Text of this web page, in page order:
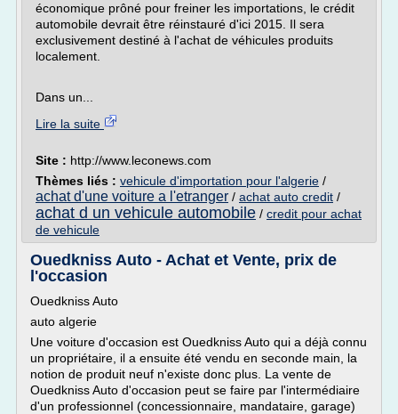
économique prôné pour freiner les importations, le crédit
automobile devrait être réinstauré d'ici 2015. Il sera
exclusivement destiné à l'achat de véhicules produits
localement.
Dans un...
Lire la suite
Site : http://www.leconews.com
Thèmes liés : vehicule d'importation pour l'algerie /
achat d'une voiture a l'etranger / achat auto credit /
achat d un vehicule automobile / credit pour achat
de vehicule
Ouedkniss Auto - Achat et Vente, prix de
l'occasion
Ouedkniss Auto
auto algerie
Une voiture d'occasion est Ouedkniss Auto qui a déjà connu
un propriétaire, il a ensuite été vendu en seconde main, la
notion de produit neuf n'existe donc plus. La vente de
Ouedkniss Auto d'occasion peut se faire par l'intermédiaire
d'un professionnel (concessionnaire, mandataire, garage)